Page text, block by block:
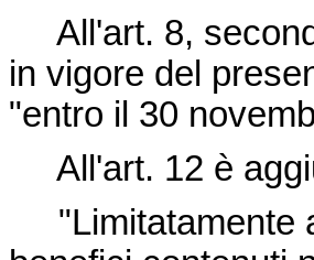
All'art. 8,
in vigore del
"entro il 30
All'art. 12 è
"Limitatamente